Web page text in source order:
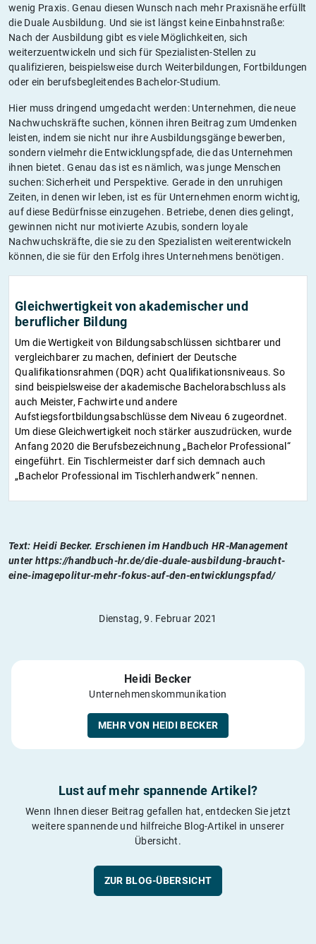
wenig Praxis. Genau diesen Wunsch nach mehr Praxisnähe erfüllt
die Duale Ausbildung. Und sie ist längst keine Einbahnstraße:
Nach der Ausbildung gibt es viele Möglichkeiten, sich
weiterzuentwickeln und sich für Spezialisten-Stellen zu
qualifizieren, beispielsweise durch Weiterbildungen, Fortbildungen
oder ein berufsbegleitendes Bachelor-Studium.
Hier muss dringend umgedacht werden: Unternehmen, die neue
Nachwuchskräfte suchen, können ihren Beitrag zum Umdenken
leisten, indem sie nicht nur ihre Ausbildungsgänge bewerben,
sondern vielmehr die Entwicklungspfade, die das Unternehmen
ihnen bietet. Genau das ist es nämlich, was junge Menschen
suchen: Sicherheit und Perspektive. Gerade in den unruhigen
Zeiten, in denen wir leben, ist es für Unternehmen enorm wichtig,
auf diese Bedürfnisse einzugehen. Betriebe, denen dies gelingt,
gewinnen nicht nur motivierte Azubis, sondern loyale
Nachwuchskräfte, die sie zu den Spezialisten weiterentwickeln
können, die sie für den Erfolg ihres Unternehmens benötigen.
Gleichwertigkeit von akademischer und
beruflicher Bildung
Um die Wertigkeit von Bildungsabschlüssen sichtbarer und
vergleichbarer zu machen, definiert der Deutsche
Qualifikationsrahmen (DQR) acht Qualifikationsniveaus. So
sind beispielsweise der akademische Bachelorabschluss als
auch Meister, Fachwirte und andere
Aufstiegsfortbildungsabschlüsse dem Niveau 6 zugeordnet.
Um diese Gleichwertigkeit noch stärker auszudrücken, wurde
Anfang 2020 die Berufsbezeichnung „Bachelor Professional“
eingeführt. Ein Tischlermeister darf sich demnach auch
„Bachelor Professional im Tischlerhandwerk“ nennen.
Text: Heidi Becker. Erschienen im Handbuch HR-Management
unter https://handbuch-hr.de/die-duale-ausbildung-braucht-
eine-imagepolitur-mehr-fokus-auf-den-entwicklungspfad/
Dienstag, 9. Februar 2021
Heidi Becker
Unternehmenskommunikation
MEHR VON HEIDI BECKER
Lust auf mehr spannende Artikel?
Wenn Ihnen dieser Beitrag gefallen hat, entdecken Sie jetzt
weitere spannende und hilfreiche Blog-Artikel in unserer
Übersicht.
ZUR BLOG-ÜBERSICHT